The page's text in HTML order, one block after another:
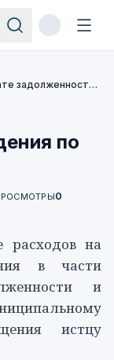
О КОСГУ по уплате задолженности учреждения по решению суда
по
0
расходов на
в части
и
истцу